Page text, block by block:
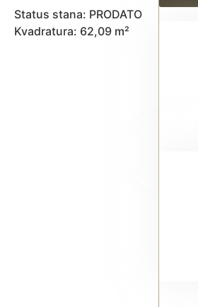
Status stana: PRODATO
Kvadratura: 62,09 m²